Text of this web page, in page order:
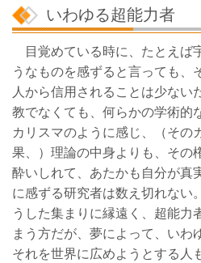
いわゆる超能力者
目覚めている時に、たとえば
うなものを感ずると言っても、
人から信用されることは少ない
教でなくても、何らかの学術的
カリスマのように感じ、（その
果、）理論の中身よりも、その
酔いしれて、あたかも自分が真
に感ずる研究者は数え切れない
うした集まりに縁遠く、超能力
まう方だが、夢によって、いわ
それを世界に広めようとする人